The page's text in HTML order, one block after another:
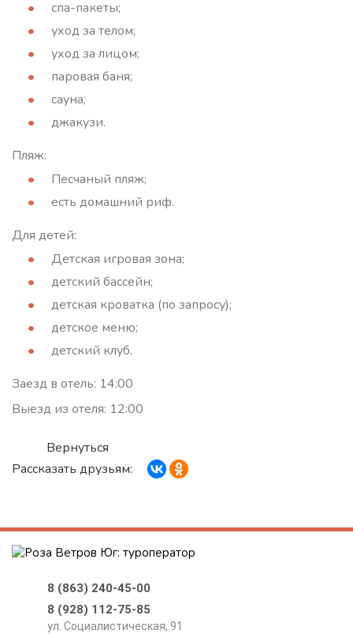
спа-пакеты;
уход за телом;
уход за лицом;
паровая баня;
сауна;
джакузи.
Пляж:
Песчаный пляж;
есть домашний риф.
Для детей:
Детская игровая зона;
детский бассейн;
детская кроватка (по запросу);
детское меню;
детский клуб.
Заезд в отель: 14:00
Выезд из отеля: 12:00
Вернуться
Рассказать друзьям:
8 (863) 240-45-00
8 (928) 112-75-85
ул. Социалистическая, 91